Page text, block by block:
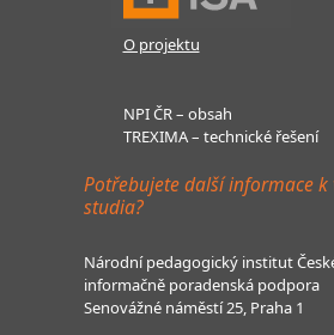
O projektu
NPI ČR – obsah
TREXIMA – technické řešení
Potřebujete další informace k
studia?
Národní pedagogický institut
informačně poradenská podpora
Senovážné náměstí 25, Praha 1